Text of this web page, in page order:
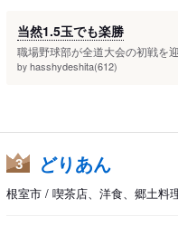
当然1.5玉でも楽勝
職場野球部が全道大会の初戦を
by hasshydeshita(612)
3 どりあん
根室市 / 喫茶店、洋食、郷土料